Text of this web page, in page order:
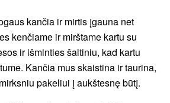
kančia ir mirtis įgauna net
kenčiame ir mirštame kartu su
ir išminties šaltiniu, kad kartu
Kančia mus skaistina ir taurina,
pakeliui į aukštesnę būtį.